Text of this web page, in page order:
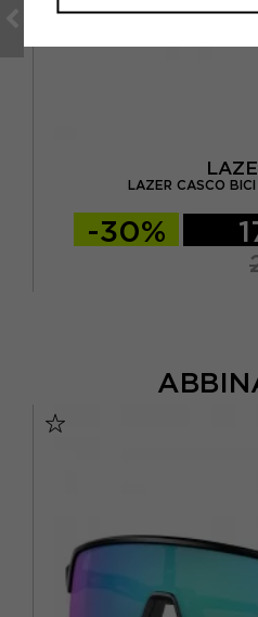
LAZER CASCO BICI
-30%